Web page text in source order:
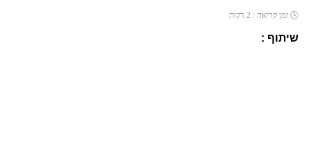
🕓 זמן קריאה : 2 דקות
שיתוף :